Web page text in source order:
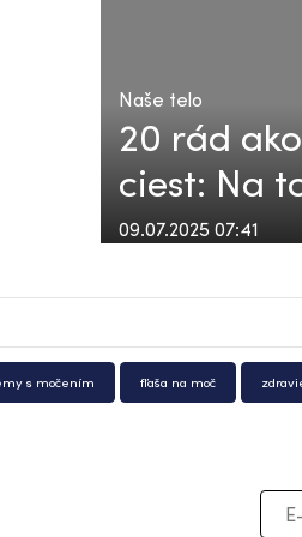
Naše telo
20 rád
ciest: Na
09.07.2025 07:41
s močením fľaša na moč